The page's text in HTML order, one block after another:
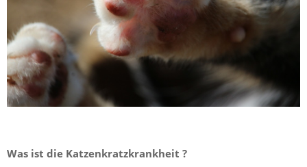
Was ist die Katzenkratzkrankheit ?